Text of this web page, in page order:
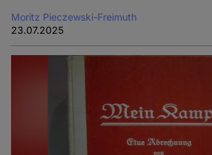
Moritz Pieczewski-Freimuth
23.07.2025